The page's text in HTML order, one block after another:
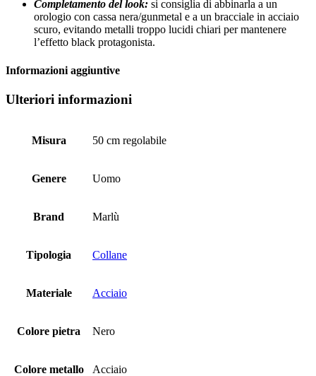
Completamento del look: si consiglia di abbinarla a un
orologio con cassa nera/gunmetal e a un bracciale in acciaio
scuro, evitando metalli troppo lucidi chiari per mantenere
l’effetto black protagonista.
Informazioni aggiuntive
Ulteriori informazioni
Misura 50 cm regolabile
Genere Uomo
Brand Marlù
Tipologia Collane
Materiale Acciaio
Colore pietra Nero
Colore metallo Acciaio